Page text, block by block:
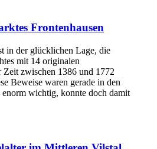
Frontenhausen
in der glücklichen Lage, die
mit 14 originalen
Zeit zwischen 1386 und 1772
Beweise waren gerade in den
enorm wichtig, konnte doch damit